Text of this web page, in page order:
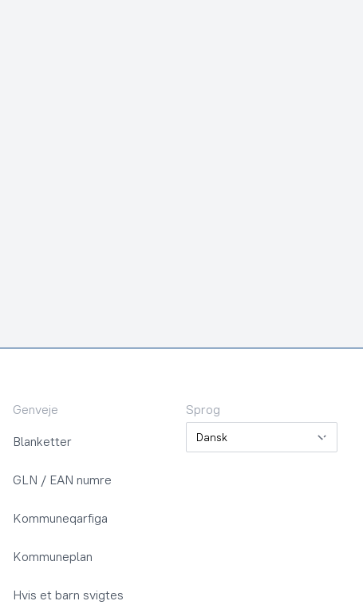
Genveje
Blanketter
GLN / EAN numre
Kommuneqarfiga
Kommuneplan
Hvis et barn svigtes
Sprog
Sprog